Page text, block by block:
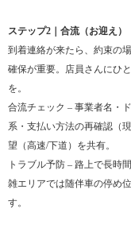
ステップ2｜合流（お迎え）
到着連絡が来たら、約束の
確保が重要。店員さんにひ
を。
合流チェック – 事業者名・
系・支払い方法の再確認（
望（高速/下道）を共有。
トラブル予防 – 路上で長時
雑エリアでは随伴車の停め
す。